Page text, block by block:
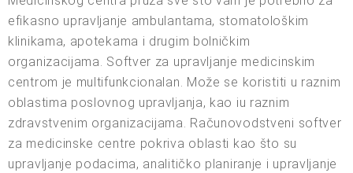
efikasno upravljanje ambulantama, stomatološkim
klinikama, apotekama i drugim bolničkim
organizacijama. Softver za upravljanje medicinskim
centrom je multifunkcionalan. Može se koristiti u raznim
oblastima poslovnog upravljanja, kao iu raznim
zdravstvenim organizacijama. Računovodstveni softver
za medicinske centre pokriva oblasti kao što su
upravljanje podacima, analitičko planiranje i upravljanje